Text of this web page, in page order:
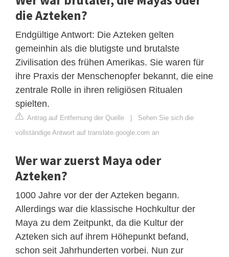
die Azteken?
Endgültige Antwort: Die Azteken gelten
gemeinhin als die blutigste und brutalste
Zivilisation des frühen Amerikas. Sie waren für
ihre Praxis der Menschenopfer bekannt, die eine
zentrale Rolle in ihren religiösen Ritualen
spielten.
Antrag auf Entfernung der Quelle | Sehen Sie sich die
vollständige Antwort auf translate.google.com an
Wer war zuerst Maya oder
Azteken?
1000 Jahre vor der der Azteken begann.
Allerdings war die klassische Hochkultur der
Maya zu dem Zeitpunkt, da die Kultur der
Azteken sich auf ihrem Höhepunkt befand,
schon seit Jahrhunderten vorbei. Nun zur